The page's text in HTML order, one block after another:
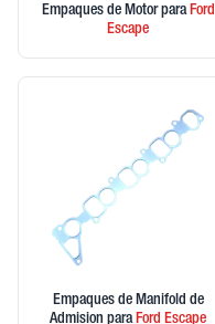
Empaques de Motor paraFord
Escape
Empaques de Manifold de
Admision paraFord Escape